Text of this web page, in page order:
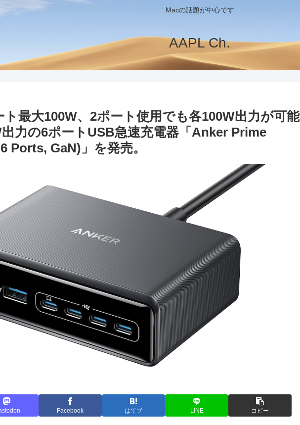
Macの話題が中心です
AAPL Ch.
最大100W、2ポート使用でも各100W出力が可能
力の6ポートUSB急速充電器「Anker Prime
Ports, GaN)」を発売。
Facebook はてブ LINE コピー